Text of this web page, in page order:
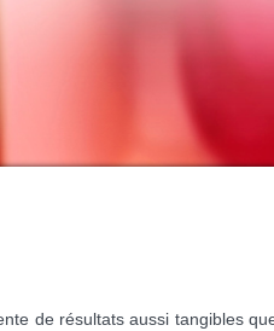
de résultats aussi tangibles